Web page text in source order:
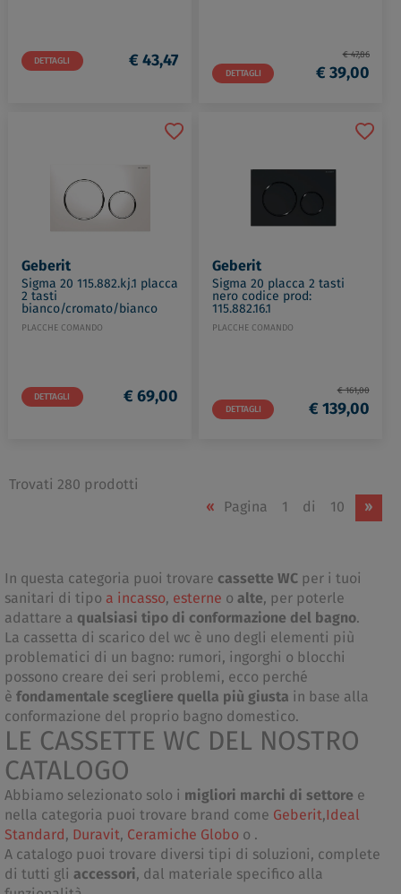
DETTAGLI € 43,47
DETTAGLI
€ 47,86
€ 39,00
Geberit
Sigma 20 115.882.kj.1 placca
2 tasti
bianco/cromato/bianco
codice prod: 115.882.KJ.1
PLACCHE COMANDO
DETTAGLI € 69,00
Geberit
Sigma 20 placca 2 tasti
nero codice prod:
115.882.16.1
PLACCHE COMANDO
DETTAGLI
€ 161,00
€ 139,00
Trovati 280 prodotti
« Pagina 1 di 10 »
In questa categoria puoi trovare cassette WC per i tuoi
sanitari di tipo a incasso, esterne o alte, per poterle
adattare a qualsiasi tipo di conformazione del bagno.
La cassetta di scarico del wc è uno degli elementi più
problematici di un bagno: rumori, ingorghi o blocchi
possono creare dei seri problemi, ecco perché
è fondamentale scegliere quella più giusta in base alla
conformazione del proprio bagno domestico.
LE CASSETTE WC DEL NOSTRO
CATALOGO
Abbiamo selezionato solo i migliori marchi di settore e
nella categoria puoi trovare brand come Geberit,Ideal
Standard, Duravit, Ceramiche Globo o .
A catalogo puoi trovare diversi tipi di soluzioni, complete
di tutti gli accessori, dal materiale specifico alla